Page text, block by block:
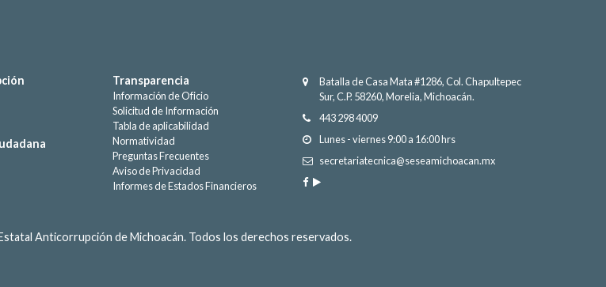
Transparencia
Información de Oficio
Solicitud de Información
Tabla de aplicabilidad
Normatividad
Preguntas Frecuentes
Aviso de Privacidad
Informes de Estados Financieros
Batalla de Casa Mata #1286, Col. Chapultepec
Sur, C.P. 58260, Morelia, Michoacán.
443 298 4009
Lunes - viernes 9:00 a 16:00 hrs
secretariatecnica@seseamichoacan.mx
Anticorrupción de Michoacán. Todos los derechos reservados.